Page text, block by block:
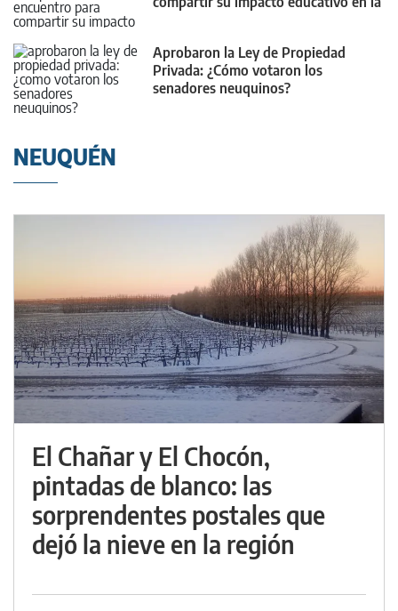
Aprobaron la Ley de Propiedad
Privada: ¿Cómo votaron los
senadores neuquinos?
NEUQUÉN
El Chañar y El Chocón,
pintadas de blanco: las
sorprendentes postales que
dejó la nieve en la región